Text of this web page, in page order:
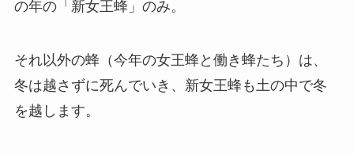
の年の「新女王蜂」のみ。
それ以外の蜂（今年の女王蜂と働き蜂たち）は、
冬は越さずに死んでいき、新女王蜂も土の中で冬
を越します。